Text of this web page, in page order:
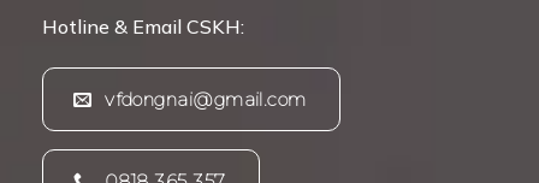
Hotline & Email CSKH:
vfdongnai@gmail.com